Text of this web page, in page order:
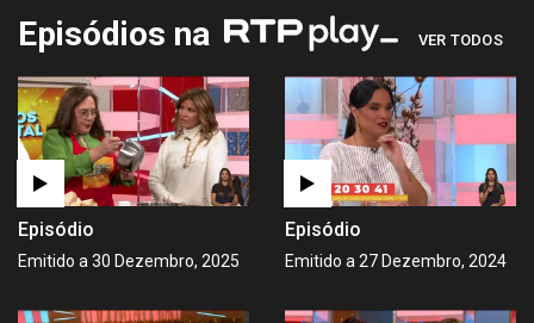
Episódios na VER TODOS
Episódio
Emitido a 30 Dezembro, 2025
Episódio
Emitido a 27 Dezembro, 2024